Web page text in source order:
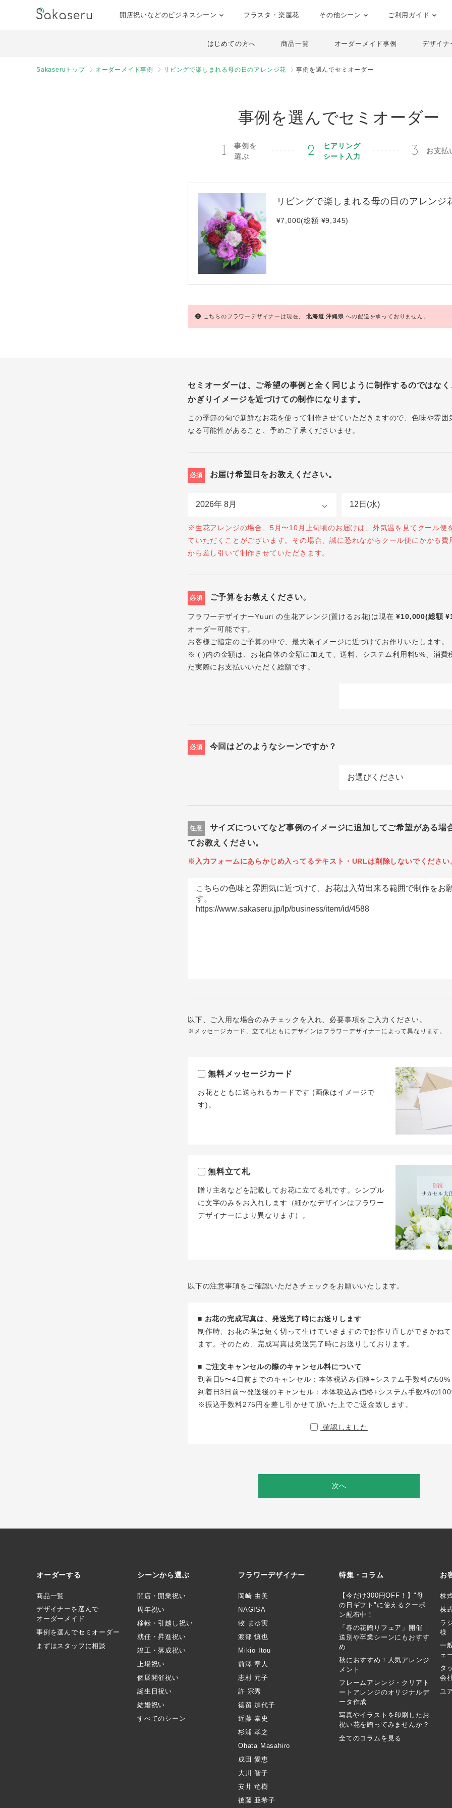
開店祝いなどのビジネスシーン フラスタ・楽屋花 その他シーン ご利用ガイド
はじめての方へ 商品一覧 オーダーメイド事例 デザイナ
Sakaseruトップ オーダーメイド事例 リビングで楽しまれる母の日のアレンジ花 事例を選んでセミオーダー
事例を選んでセミオーダー
1
事例を
選ぶ
2
ヒアリング
シート入力
3 お支払
リビングで楽しまれる母の日のアレンジ
¥7,000(総額 ¥9,345)
こちらのフラワーデザイナーは現在、北海道沖縄県への配送を承っておりません。
セミオーダーは、ご希望の事例と全く同じように制作するのではな
かぎりイメージを近づけての制作になります。
この季節の旬で新鮮なお花を使って制作させていただきますので、色味や雰囲
なる可能性があること、予めご了承くださいませ。
必須 お届け希望日をお教えください。
※生花アレンジの場合、5月〜10月上旬頃のお届けは、外気温を見てクール便
ていただくことがございます。その場合、誠に恐れながらクール便にかかる費
から差し引いて制作させていただきます。
必須 ご予算をお教えください。
フラワーデザイナーYuuri の生花アレンジ(置けるお花)は現在¥10,000(総額
オーダー可能です。
お客様ご指定のご予算の中で、最大限イメージに近づけてお作りいたします。
※ ( )内の金額は、お花自体の金額に加えて、送料、システム利用料5%、消費
た実際にお支払いいただく総額です。
必須 今回はどのようなシーンですか？
任意
サイズについてなど事例のイメージに追加してご希望がある場
てお教えください。
※入力フォームにあらかじめ入ってるテキスト・URLは削除しないでください
以下、ご入用な場合のみチェックを入れ、必要事項をご入力ください。
※メッセージカード、立て札ともにデザインはフラワーデザイナーによって異なります。
無料メッセージカード
お花とともに送られるカードです (画像はイメージで
す)。
無料立て札
贈り主名などを記載してお花に立てる札です。シンプル
に文字のみをお入れします（細かなデザインはフラワー
デザイナーにより異なります）。
以下の注意事項をご確認いただきチェックをお願いいたします。
■ お花の完成写真は、発送完了時にお送りします
制作時、お花の茎は短く切って生けていきますのでお作り直しができかね
ます。そのため、完成写真は発送完了時にお送りしております。
■ ご注文キャンセルの際のキャンセル料について
到着日5〜4日前までのキャンセル：本体税込み価格+システム手数料の50%
到着日3日前〜発送後のキャンセル：本体税込み価格+システム手数料の
※振込手数料275円を差し引かせて頂いた上でご返金致します。
確認しました
次へ
オーダーする
商品一覧
デザイナーを選んで
オーダーメイド
事例を選んでセミオーダー
まずはスタッフに相談
シーンから選ぶ
開店・開業祝い
周年祝い
移転・引越し祝い
就任・昇進祝い
竣工・落成祝い
上場祝い
個展開催祝い
誕生日祝い
結婚祝い
すべてのシーン
フラワーデザイナー
岡崎 由美
NAGISA
牧 まゆ実
渡部 慎也
Mikio Itou
前澤 章人
志村 元子
許 宗秀
徳留 加代子
近藤 泰史
杉浦 孝之
Ohata Masahiro
成田 愛恵
大川 智子
安井 竜樹
後藤 亜希子
特集・コラム
【今だけ300円OFF！】"母
の日ギフト"に使えるクーポ
ン配布中！
「春の花贈りフェア」開催｜
送別や卒業シーンにもおすす
め
秋におすすめ！人気アレンジ
メント
フレームアレンジ・クリアト
ートアレンジのオリジナルデ
ータ作成
写真やイラストを印刷したお
祝い花を贈ってみませんか？
全てのコラムを見る
お
株
株
ラ
様
一
ェ
タ
会
ユ